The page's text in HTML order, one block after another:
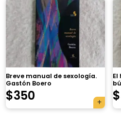
Breve manual de sexología.
Gastón Boero
$350
El
$
Tu carrito
Agregá un producto